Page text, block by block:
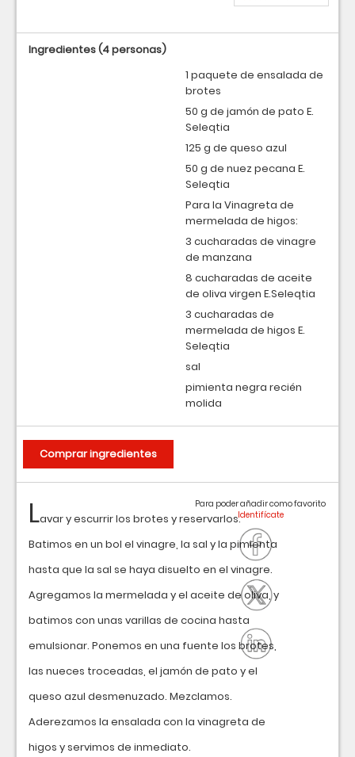
Lavar y escurrir los brotes y reservarlos.
Batimos en un bol el vinagre, la sal y la pimienta
hasta que la sal se haya disuelto en el vinagre.
Agregamos la mermelada y el aceite de oliva, y
batimos con unas varillas de cocina hasta
emulsionar. Ponemos en una fuente los brotes,
las nueces troceadas, el jamón de pato y el
queso azul desmenuzado. Mezclamos.
Aderezamos la ensalada con la vinagreta de
higos y servimos de inmediato.
Para poder añadir como favorito
Ingredientes(4 personas)
1 paquete de ensalada de
brotes
50 g de jamón de pato E.
Seleqtia
125 g de queso azul
50 g de nuez pecana E.
Seleqtia
Para la Vinagreta de
mermelada de higos:
3 cucharadas de vinagre
de manzana
8 cucharadas de aceite
de oliva virgen E.Seleqtia
3 cucharadas de
mermelada de higos E.
Seleqtia
sal
pimienta negra recién
molida
Comprar ingredientes